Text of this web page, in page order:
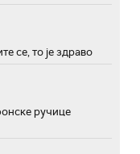
се, то је здраво
ручице